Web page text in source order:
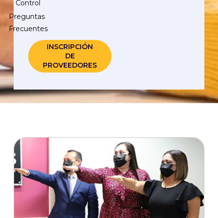
Control
Preguntas
Frecuentes
INSCRIPCIÓN
DE
PROVEEDORES